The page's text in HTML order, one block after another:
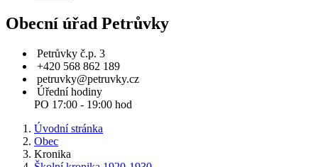
Obecní úřad Petrůvky
Petrůvky č.p. 3
+420 568 862 189
petruvky@petruvky.cz
Úřední hodiny
PO 17:00 - 19:00 hod
Úvodní stránka
Obec
Kronika